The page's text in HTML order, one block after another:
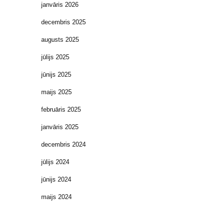
janvāris 2026
decembris 2025
augusts 2025
jūlijs 2025
jūnijs 2025
maijs 2025
februāris 2025
janvāris 2025
decembris 2024
jūlijs 2024
jūnijs 2024
maijs 2024